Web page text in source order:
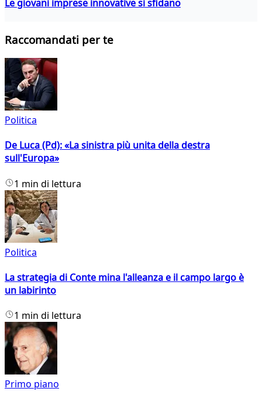
Le giovani imprese innovative si sfidano
Raccomandati per te
Politica
De Luca (Pd): «La sinistra più unita della destra
sull'Europa»
1 min di lettura
Politica
La strategia di Conte mina l'alleanza e il campo largo è
un labirinto
1 min di lettura
Primo piano